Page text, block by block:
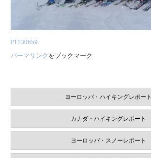
P1130659
パーマリンク をブックマーク
ヨーロッパ・ハイキングレポート
カナダ・ハイキングレポート
ヨーロッパ・スノーレポート